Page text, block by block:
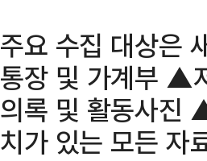
주요 수집 대상은
통장 및 가계부 ▲
의록 및 활동사진
치가 있는 모든 자